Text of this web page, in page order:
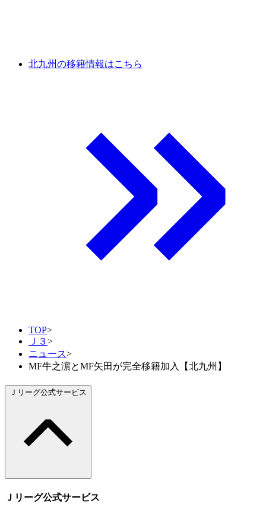
北九州の移籍情報はこちら
TOP>
Ｊ３>
ニュース>
MF牛之濵とMF矢田が完全移籍加入【北九州】
Ｊリーグ公式サービス
Ｊリーグ公式サービス